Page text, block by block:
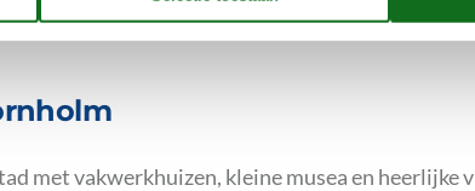
met vakwerkhuizen, kleine musea en heerlijke